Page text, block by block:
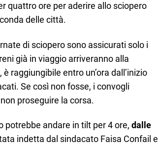
quattro ore per aderire allo sciopero
delle città.
di sciopero sono assicurati solo i
già in viaggio arriveranno alla
raggiungibile entro un’ora dall’inizio
Se così non fosse, i convogli
proseguire la corsa.
potrebbe andare in tilt per 4 ore, dalle
indetta dal sindacato Faisa Confail e